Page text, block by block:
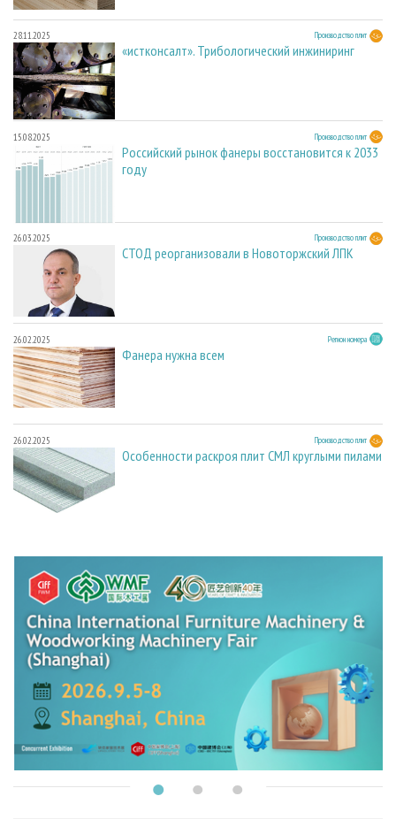
28.11.2025 Производство плит
«истконсалт». Трибологический инжиниринг
15.08.2025 Производство плит
Российский рынок фанеры восстановится к 2033
году
26.03.2025 Производство плит
СТОД реорганизовали в Новоторжский ЛПК
26.02.2025 Регион номера
Фанера нужна всем
26.02.2025 Производство плит
Особенности раскроя плит СМЛ круглыми пилами